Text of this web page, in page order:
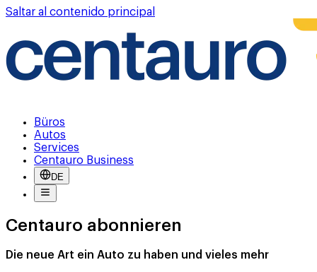
Saltar al contenido principal
Büros
Autos
Services
Centauro Business
DE
Centauro abonnieren
Die neue Art ein Auto zu haben und vieles mehr